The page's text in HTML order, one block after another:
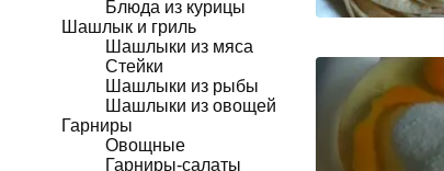
Блюда из курицы
Шашлык и гриль
Шашлыки из мяса
Стейки
Шашлыки из рыбы
Шашлыки из овощей
Гарниры
Овощные
Гарниры-салаты